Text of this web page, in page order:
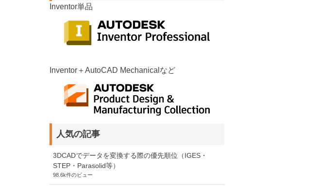
Inventor単品
Inventor＋AutoCAD Mechanicalなど
人気の記事
3DCADでデータを変換する際の優先順位（IGES・
STEP・Parasolid等）
98.6k件のビュー